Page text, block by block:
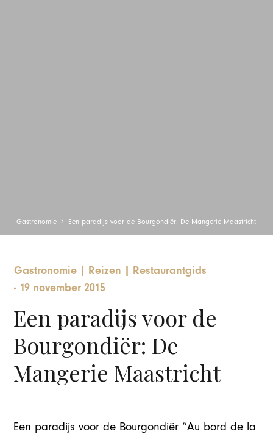
Gastronomie Een paradijs voor de Bourgondiër: De Mangerie Maastricht
Gastronomie Reizen
Restaurantgids
- 19 november 2015
Een paradijs voor de
Bourgondiër: De
Mangerie Maastricht
Een paradijs voor de Bourgondiër “Au bord de la